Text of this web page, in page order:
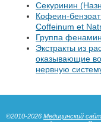
Секуринин
Кофеин-
Coffeinum et
Группа
Экстракты из
оказывающие
нервную
©2010-2026 Медицинский